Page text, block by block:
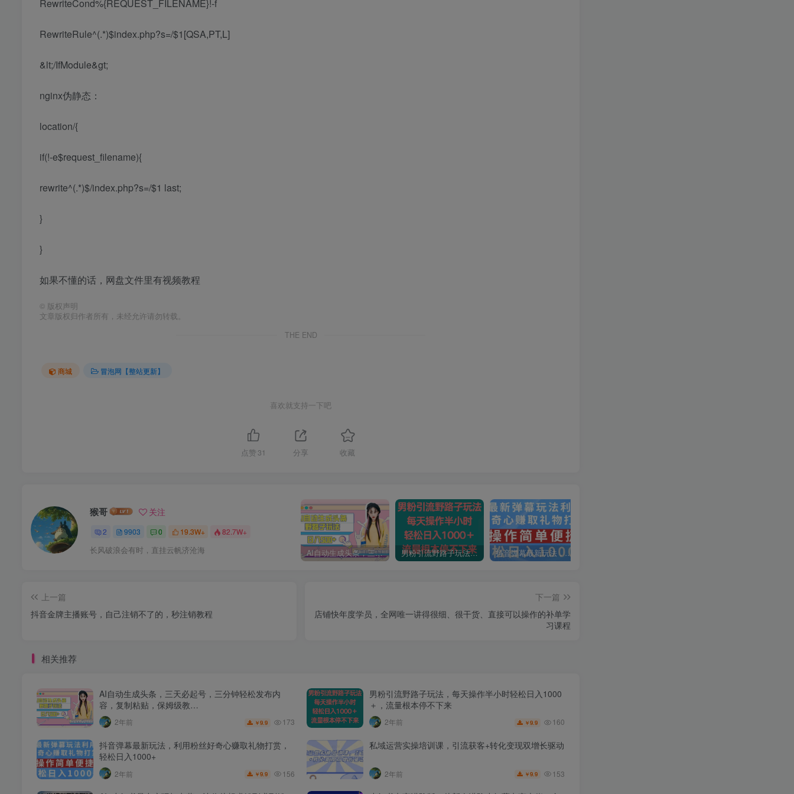
RewriteCond%{REQUEST_FILENAME}!-f
RewriteRule^(.*)$index.php?s=/$1[QSA,PT,L]
&lt;/IfModule&gt;
nginx伪静态：
location/{
if(!-e$request_filename){
rewrite^(.*)$/index.php?s=/$1 last;
}
}
如果不懂的话，网盘文件里有视频教程
© 版权声明
文章版权归作者所有，未经允许请勿转载。
THE END
商城 冒泡网【整站更新】
喜欢就支持一下吧
点赞 31 分享 收藏
猴哥 关注
2 9903 0 19.3W+ 82.7W+
长风破浪会有时，直挂云帆济沧海 AI自动生成头条，三天必起号，三分钟轻松发布内容，复制粘贴，保姆级教… 男粉引流野路子玩法，每天操作半小时轻松日入1000＋，流量根本停不下来 抖音弹幕最新玩法，利用粉丝好奇心赚取礼物打赏，轻松日入1000+
上一篇
抖音金牌主播账号，自己注销不了的，秒注销教程
下一篇
店铺快年度学员，全网唯一讲得很细、很干货、直接可以操作的补单学
习课程
相关推荐
AI自动生成头条，三天必起号，三分钟轻松发布内
容，复制粘贴，保姆级教…
2年前 ￥9.9 173
男粉引流野路子玩法，每天操作半小时轻松日入1000
＋，流量根本停不下来
2年前 ￥9.9 160
抖音弹幕最新玩法，利用粉丝好奇心赚取礼物打赏，
轻松日入1000+
2年前 ￥9.9 156
私域运营实操培训课，引流获客+转化变现双增长驱动
2年前 ￥9.9 153